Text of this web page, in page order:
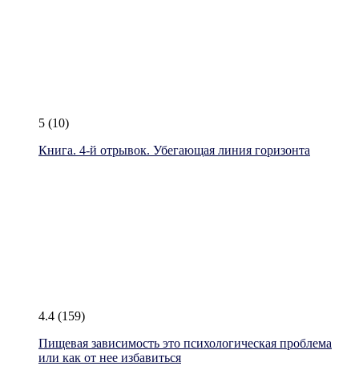
5 (10)
Книга. 4-й отрывок. Убегающая линия горизонта
4.4 (159)
Пищевая зависимость это психологическая проблема
или как от нее избавиться